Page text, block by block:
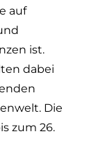
auf
ist.
dabei
Die
zum 26.